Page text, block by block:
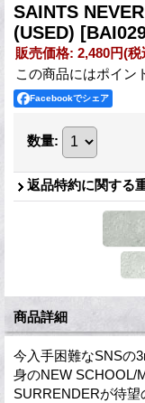
SAINTS
(USED)
販売価格: 2,480円(税
この商品にはポイン
Facebookでシェア
数量:
返品特約に関する
商品詳細
今入手困難なSNSの
身のNEW SCHOOL/
SURRENDERが待